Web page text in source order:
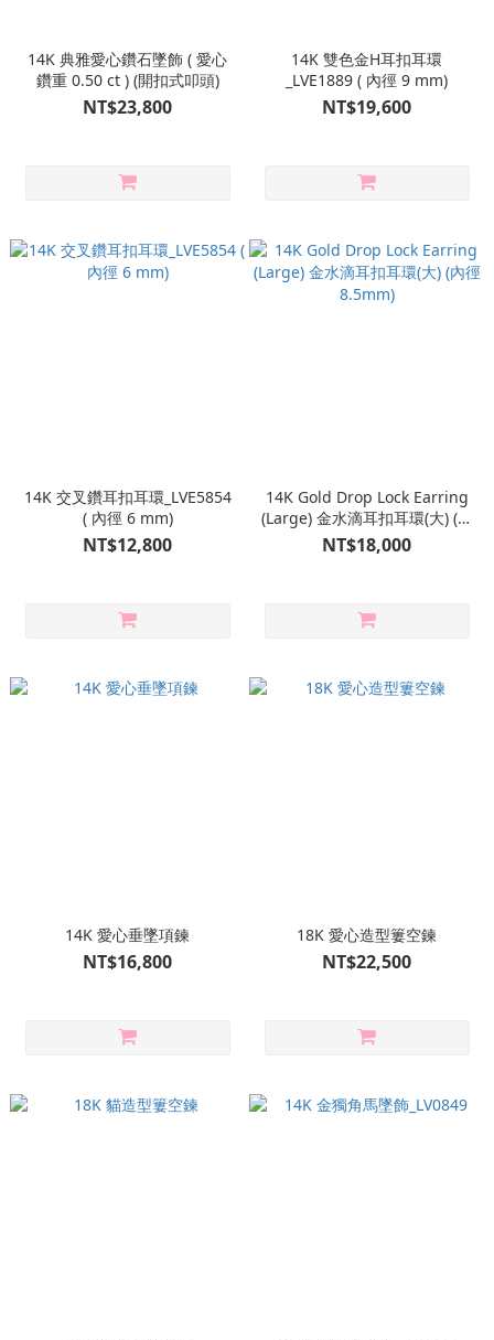
14K 典雅愛心鑽石墜飾 ( 愛心
鑽重 0.50 ct ) (開扣式叩頭)
NT$23,800
14K 雙色金H耳扣耳環
_LVE1889 ( 內徑 9 mm)
NT$19,600
14K 交叉鑽耳扣耳環_LVE5854
( 內徑 6 mm)
NT$12,800
14K Gold Drop Lock Earring
(Large) 金水滴耳扣耳環(大) (內
徑 8.5mm)
NT$18,000
14K 愛心垂墜項鍊
NT$16,800
18K 愛心造型簍空鍊
NT$22,500